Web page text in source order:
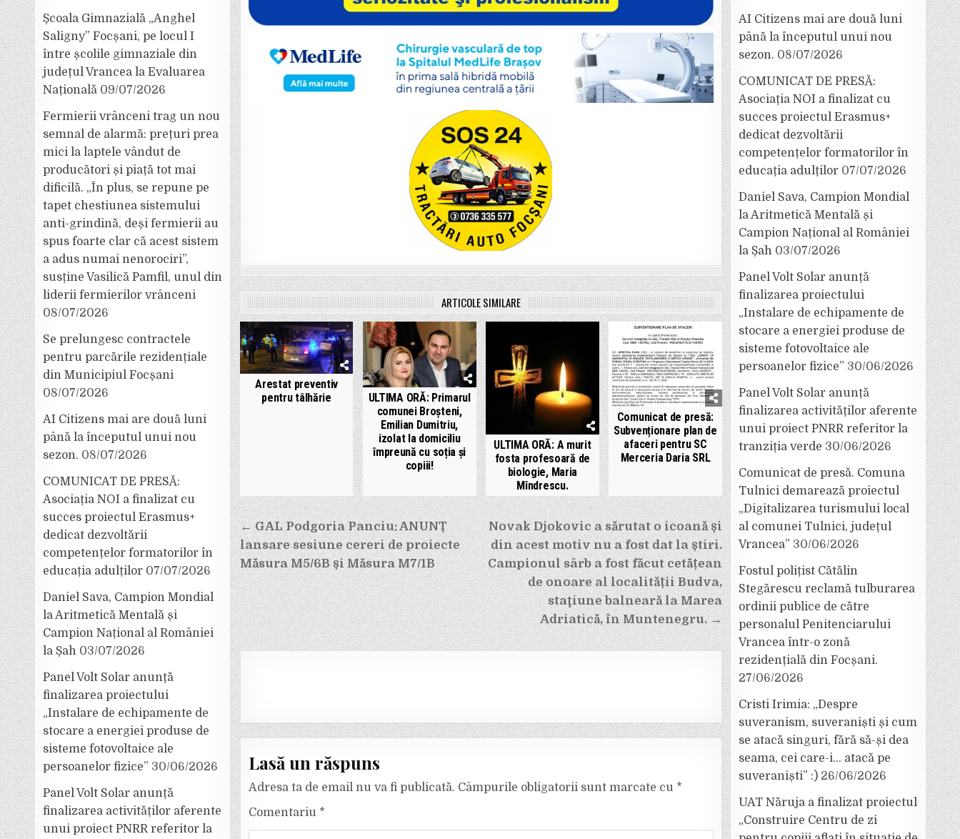
ARTICOLE SIMILARE
Arestat preventiv
pentru tâlhărie
ULTIMA ORĂ: Primarul
comunei Broșteni,
Emilian Dumitriu,
izolat la domiciliu
împreună cu soția și
copiii!
ULTIMA ORĂ: A murit
fosta profesoară de
biologie, Maria
Mîndrescu.
Comunicat de presă:
Subvenționare plan de
afaceri pentru SC
Merceria Daria SRL
Navigare
în
articole
Novak Djokovic a sărutat o icoană și
din acest motiv nu a fost dat la știri.
Campionul sârb a fost făcut cetățean
de onoare al localității Budva,
staţiune balneară la Marea
Adriatică, în Muntenegru. →
← GAL Podgoria Panciu: ANUNȚ
lansare sesiune cereri de proiecte
Măsura M5/6B și Măsura M7/1B
Lasă un răspuns
Adresa ta de email nu va fi publicată. Câmpurile obligatorii sunt marcate cu *
Comentariu *
Școala Gimnazială „Anghel
Saligny” Focșani, pe locul I
între școlile gimnaziale din
județul Vrancea la Evaluarea
Națională 09/07/2026
Fermierii vrânceni trag un nou
semnal de alarmă: prețuri prea
mici la laptele vândut de
producători și piață tot mai
dificilă. „În plus, se repune pe
tapet chestiunea sistemului
anti-grindină, deși fermierii au
spus foarte clar că acest sistem
a adus numai nenorociri”,
susține Vasilică Pamfil, unul din
liderii fermierilor vrânceni
08/07/2026
Se prelungesc contractele
pentru parcările rezidențiale
din Municipiul Focșani
08/07/2026
AI Citizens mai are două luni
până la începutul unui nou
sezon. 08/07/2026
COMUNICAT DE PRESĂ:
Asociația NOI a finalizat cu
succes proiectul Erasmus+
dedicat dezvoltării
competențelor formatorilor în
educația adulților 07/07/2026
Daniel Sava, Campion Mondial
la Aritmetică Mentală și
Campion Național al României
la Șah 03/07/2026
Panel Volt Solar anunță
finalizarea proiectului
„Instalare de echipamente de
stocare a energiei produse de
sisteme fotovoltaice ale
persoanelor fizice” 30/06/2026
Panel Volt Solar anunță
finalizarea activităților aferente
unui proiect PNRR referitor la
AI Citizens mai are două luni
până la începutul unui nou
sezon. 08/07/2026
COMUNICAT DE PRESĂ:
Asociația NOI a finalizat cu
succes proiectul Erasmus+
dedicat dezvoltării
competențelor formatorilor în
educația adulților 07/07/2026
Daniel Sava, Campion Mondial
la Aritmetică Mentală și
Campion Național al României
la Șah 03/07/2026
Panel Volt Solar anunță
finalizarea proiectului
„Instalare de echipamente de
stocare a energiei produse de
sisteme fotovoltaice ale
persoanelor fizice” 30/06/2026
Panel Volt Solar anunță
finalizarea activităților aferente
unui proiect PNRR referitor la
tranziția verde 30/06/2026
Comunicat de presă. Comuna
Tulnici demarează proiectul
„Digitalizarea turismului local
al comunei Tulnici, județul
Vrancea” 30/06/2026
Fostul polițist Cătălin
Stegărescu reclamă tulburarea
ordinii publice de către
personalul Penitenciarului
Vrancea într-o zonă
rezidențială din Focșani.
27/06/2026
Cristi Irimia: „Despre
suveranism, suveraniști și cum
se atacă singuri, fără să-și dea
seama, cei care-i… atacă pe
suveraniști” :) 26/06/2026
UAT Năruja a finalizat proiectul
„Construire Centru de zi